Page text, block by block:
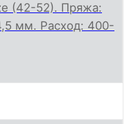
(42-52). Пряжа:
мм. Расход: 400-